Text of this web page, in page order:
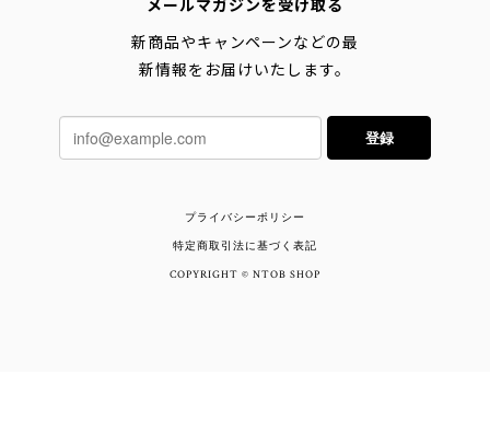
メールマガジンを受け取る
新商品やキャンペーンなどの最
新情報をお届けいたします。
登録
プライバシーポリシー
特定商取引法に基づく表記
COPYRIGHT © NTOB SHOP